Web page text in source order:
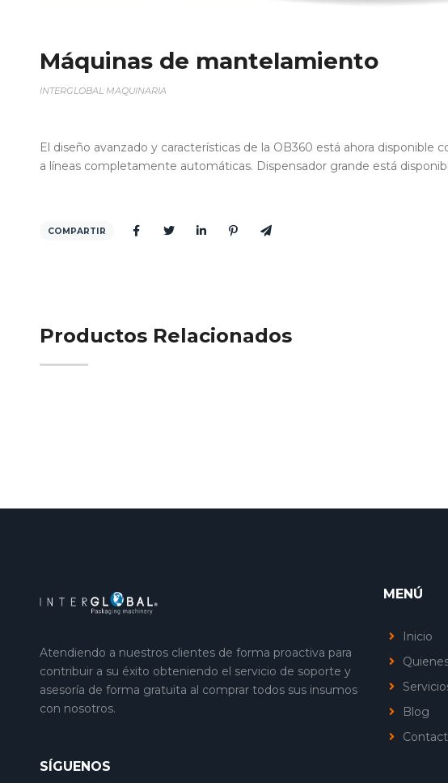
Máquinas de mantelamiento
INTERGLOBAL MAQUINARIA
El diseño avanzado y características de la OB360 está ahora disponible
a líneas completamente automáticas. Dispensador grande está
COMPARTIR
Productos Relacionados
Atendiendo a nuestros clientes de forma proactiva para
contribuir a su éxito obteniendo el servicio de soporte y
asesoría de forma gratuita al comprar todos sus insumos
con nosotros.
SÍGUENOS
MENÚ
Inicio
Blog